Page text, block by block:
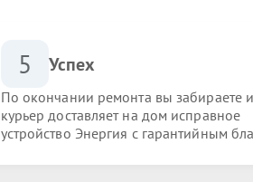
5 Успех
По окончании ремонта вы забираете
курьер доставляет на дом исправное
устройство Энергия с гарантийным